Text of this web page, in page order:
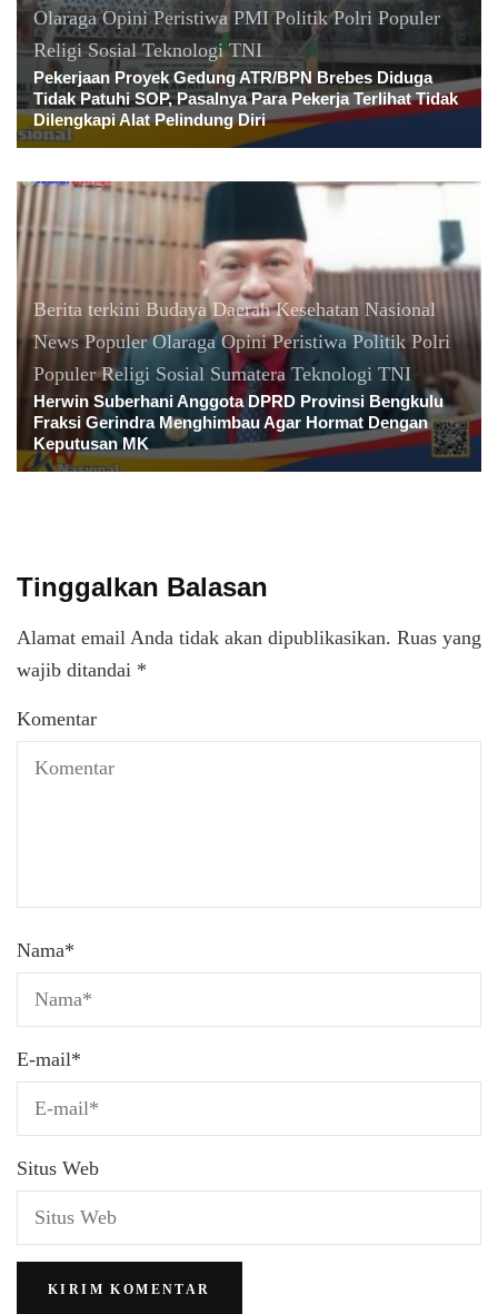
Olaraga Opini Peristiwa PMI Politik Polri Populer
Religi Sosial Teknologi TNI
Pekerjaan Proyek Gedung ATR/BPN Brebes Diduga
Tidak Patuhi SOP, Pasalnya Para Pekerja Terlihat Tidak
Dilengkapi Alat Pelindung Diri
Berita terkini Budaya Daerah Kesehatan Nasional
News Populer Olaraga Opini Peristiwa Politik Polri
Populer Religi Sosial Sumatera Teknologi TNI
Herwin Suberhani Anggota DPRD Provinsi Bengkulu
Fraksi Gerindra Menghimbau Agar Hormat Dengan
Keputusan MK
Tinggalkan Balasan
Alamat email Anda tidak akan dipublikasikan. Ruas yang
wajib ditandai *
Komentar
Nama*
E-mail*
Situs Web